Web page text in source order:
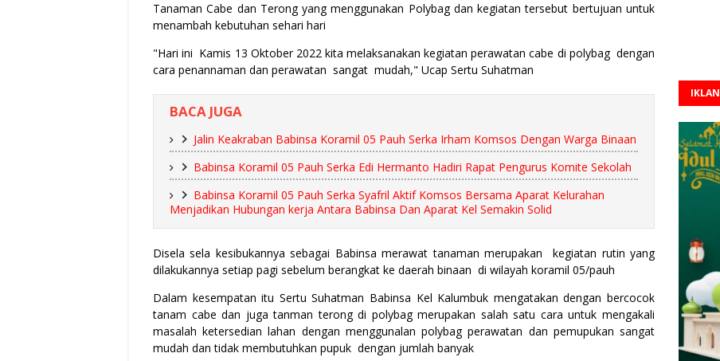
Tanaman Cabe dan Terong yang menggunakan Polybag dan kegiatan tersebut bertujuan untuk
menambah kebutuhan sehari hari
"Hari ini Kamis 13 Oktober 2022 kita melaksanakan kegiatan perawatan cabe di polybag dengan
cara penannaman dan perawatan sangat mudah," Ucap Sertu Suhatman
BACA JUGA
Jalin Keakraban Babinsa Koramil 05 Pauh Serka Irham Komsos Dengan Warga Binaan
Babinsa Koramil 05 Pauh Serka Edi Hermanto Hadiri Rapat Pengurus Komite Sekolah
Babinsa Koramil 05 Pauh Serka Syafril Aktif Komsos Bersama Aparat Kelurahan
Menjadikan Hubungan kerja Antara Babinsa Dan Aparat Kel Semakin Solid
Disela sela kesibukannya sebagai Babinsa merawat tanaman merupakan kegiatan rutin yang
dilakukannya setiap pagi sebelum berangkat ke daerah binaan di wilayah koramil 05/pauh
Dalam kesempatan itu Sertu Suhatman Babinsa Kel Kalumbuk mengatakan dengan bercocok
tanam cabe dan juga tanman terong di polybag merupakan salah satu cara untuk mengakali
masalah ketersedian lahan dengan menggunalan polybag perawatan dan pemupukan sangat
mudah dan tidak membutuhkan pupuk dengan jumlah banyak
IKLAN